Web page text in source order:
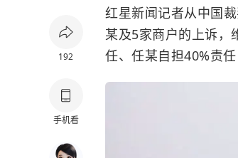
192
手机看
红星新闻记者从中国
某及5家商户的上诉，
任、任某自担40%责